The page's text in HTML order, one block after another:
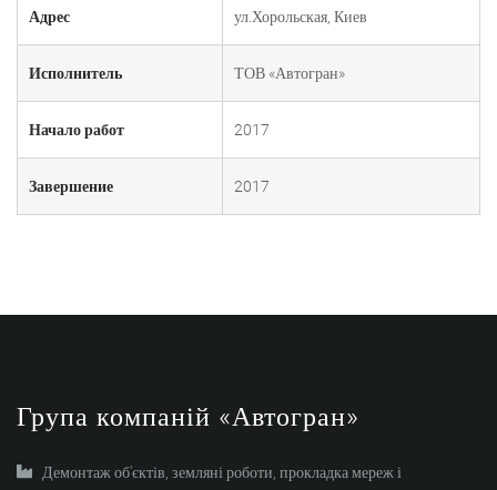
Адрес ул.Хорольская, Киев
Исполнитель ТОВ «Автогран»
Начало работ 2017
Завершение 2017
Група компаній «Автогран»
Демонтаж об'єктів, земляні роботи, прокладка мереж і